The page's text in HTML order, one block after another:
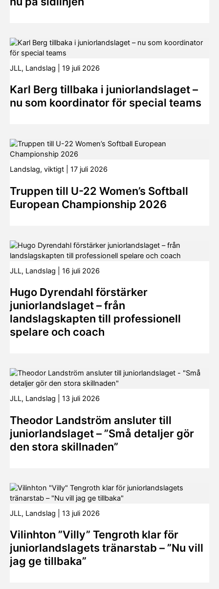
JLL, Landslag 19 juli 2026
Karl Berg tillbaka i juniorlandslaget –
nu som koordinator för special teams
Landslag, viktigt 17 juli 2026
Truppen till U-22 Women’s Softball
European Championship 2026
JLL, Landslag 16 juli 2026
Hugo Dyrendahl förstärker
juniorlandslaget – från
landslagskapten till professionell
spelare och coach
JLL, Landslag 13 juli 2026
Theodor Landström ansluter till
juniorlandslaget – ”Små detaljer gör
den stora skillnaden”
JLL, Landslag 13 juli 2026
Vilinhton ”Villy” Tengroth klar för
juniorlandslagets tränarstab – ”Nu vill
jag ge tillbaka”